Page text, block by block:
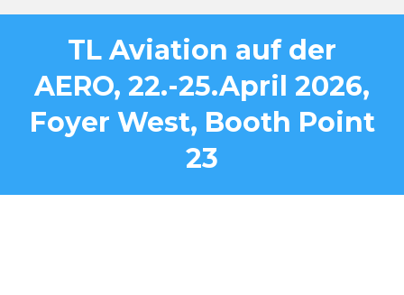
TL Aviation auf der
AERO, 22.-25.April 2026,
Foyer West, Booth Point
23